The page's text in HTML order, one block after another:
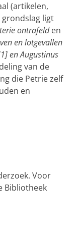
(artikelen,
grondslag ligt
ontrafelden
en lotgevallen
en Augustinus
van de
die Petrie zelf
en
Voor
Bibliotheek